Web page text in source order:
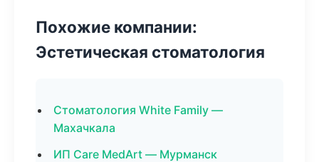
Похожие компании:
Эстетическая стоматология
Стоматология White Family —
Махачкала
ИП Care MedArt — Мурманск